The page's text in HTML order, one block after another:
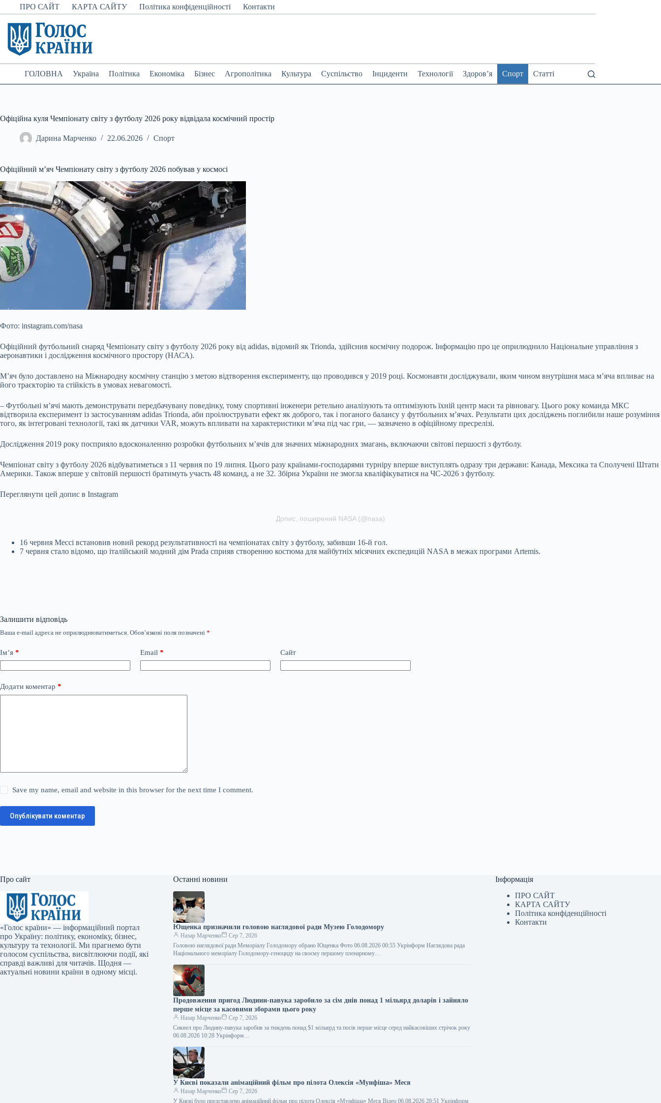
Перейти
до
вмісту
ПРО САЙТ КАРТА САЙТУ Політика конфіденційності Контакти
ГОЛОВНА Україна Політика Економіка Бізнес Агрополітика Культура Суспільство Інциденти Технології Здоров’я Спорт Статті
Офіційна куля Чемпіонату світу з футболу 2026 року відвідала космічний простір
Дарина Марченко 22.06.2026 Спорт
Офіційний м’яч Чемпіонату світу з футболу 2026 побував у космосі
Фото: instagram.com/nasa
Офіційний футбольний снаряд Чемпіонату світу з футболу 2026 року від adidas, відомий як Trionda, здійснив космічну подорож. Інформацію про це оприлюднило Національне управління з
аеронавтики і дослідження космічного простору (НАСА).
М’яч було доставлено на Міжнародну космічну станцію з метою відтворення експерименту, що проводився у 2019 році. Космонавти досліджували, яким чином внутрішня маса м’яча впливає на
його траєкторію та стійкість в умовах невагомості.
– Футбольні м’ячі мають демонструвати передбачувану поведінку, тому спортивні інженери ретельно аналізують та оптимізують їхній центр маси та рівновагу. Цього року команда МКС
відтворила експеримент із застосуванням adidas Trionda, аби проілюструвати ефект як доброго, так і поганого балансу у футбольних м’ячах. Результати цих досліджень поглибили наше розуміння
того, як інтегровані технології, такі як датчики VAR, можуть впливати на характеристики м’яча під час гри, — зазначено в офіційному пресрелізі.
Дослідження 2019 року посприяло вдосконаленню розробки футбольних м’ячів для значних міжнародних змагань, включаючи світові першості з футболу.
Чемпіонат світу з футболу 2026 відбуватиметься з 11 червня по 19 липня. Цього разу країнами-господарями турніру вперше виступлять одразу три держави: Канада, Мексика та Сполучені Штати
Америки. Також вперше у світовій першості братимуть участь 48 команд, а не 32. Збірна України не змогла кваліфікуватися на ЧС-2026 з футболу.
Переглянути цей допис в Instagram
Допис, поширений NASA (@nasa)
16 червня Мессі встановив новий рекорд результативності на чемпіонатах світу з футболу, забивши 16-й гол.
7 червня стало відомо, що італійський модний дім Prada сприяв створенню костюма для майбутніх місячних експедицій NASA в межах програми Artemis.
Залишити відповідь
Ваша e-mail адреса не оприлюднюватиметься. Обов’язкові поля позначені *
Ім’я * Email * Сайт
Додати коментар *
Save my name, email and website in this browser for the next time I comment.
Опублікувати коментар
Про сайт
«Голос країни» — інформаційний портал
про Україну: політику, економіку, бізнес,
культуру та технології. Ми прагнемо бути
голосом суспільства, висвітлюючи події, які
справді важливі для читачів. Щодня —
актуальні новини країни в одному місці.
Останні новини
Ющенка призначили головою наглядової ради Музею Голодомору
Назар Марченко
Сер 7, 2026
Головою наглядової ради Меморіалу Голодомору обрано Ющенка Фото 06.08.2026 00:55 Укрінформ Наглядова рада
Національного меморіалу Голодомору-геноциду на своєму першому пленарному…
Продовження пригод Людини-павука заробило за сім днів понад 1 мільярд доларів і зайняло
перше місце за касовими зборами цього року
Назар Марченко
Сер 7, 2026
Сиквел про Людину-павука заробив за тиждень понад $1 мільярд та посів перше місце серед найкасовіших стрічок року
06.08.2026 10:28 Укрінформ…
У Києві показали анімаційний фільм про пілота Олексія «Мунфіша» Меся
Назар Марченко
Сер 7, 2026
У Києві було представлено анімаційний фільм про пілота Олексія «Мунфіша» Меся Відео 06.08.2026 20:51 Укрінформ
Інформація
ПРО САЙТ
КАРТА САЙТУ
Політика конфіденційності
Контакти